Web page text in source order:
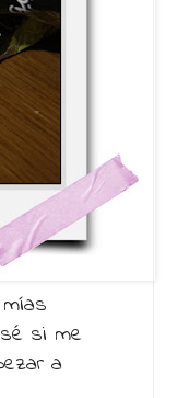
si me
a